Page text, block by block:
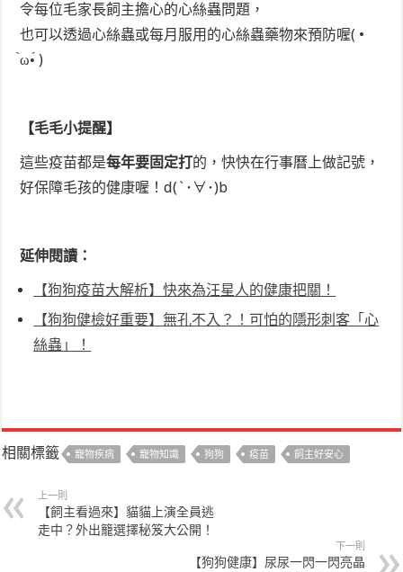
令每位毛家長飼主擔心的心絲蟲問題，
也可以透過心絲蟲或每月服用的心絲蟲藥物來預防喔( •
̀ω•́ )
【毛毛小提醒】
這些疫苗都是每年要固定打的，快快在行事曆上做記號，
好保障毛孩的健康喔！d(`･∀･)b
延伸閱讀：
【狗狗疫苗大解析】快來為汪星人的健康把關！
【狗狗健檢好重要】無孔不入？！可怕的隱形刺客「心
絲蟲」！
相關標籤 寵物疾病 寵物知識 狗狗 疫苗 飼主好安心
上一則
【飼主看過來】貓貓上演全員逃
走中？外出籠選擇秘笈大公開！
下一則
【狗狗健康】尿尿一閃一閃亮晶